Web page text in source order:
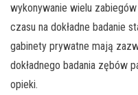
wykonywanie wielu
czasu na dokładne badanie
gabinety prywatne mają
dokładnego badania zębów
opieki.